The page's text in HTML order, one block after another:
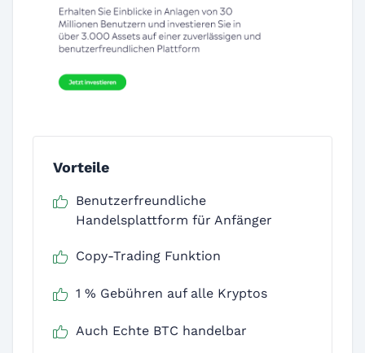
Vorteile
Benutzerfreundliche
Handelsplattform für Anfänger
Copy-Trading Funktion
1 % Gebühren auf alle Kryptos
Auch Echte BTC handelbar